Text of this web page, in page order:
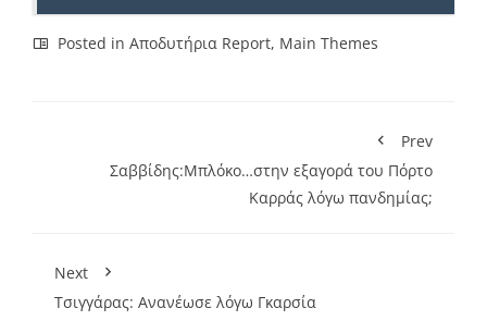
Posted in Αποδυτήρια Report, Main Themes
Prev
Σαββίδης:Μπλόκο…στην εξαγορά του Πόρτο
Καρράς λόγω πανδημίας;
Next
Τσιγγάρας: Ανανέωσε λόγω Γκαρσία